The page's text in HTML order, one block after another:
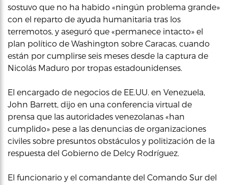
sostuvo que no ha habido «ningún problema grande»
con el reparto de ayuda humanitaria tras los
terremotos, y aseguró que «permanece intacto» el
plan político de Washington sobre Caracas, cuando
están por cumplirse seis meses desde la captura de
Nicolás Maduro por tropas estadounidenses.
El encargado de negocios de EE.UU. en Venezuela,
John Barrett, dijo en una conferencia virtual de
prensa que las autoridades venezolanas «han
cumplido» pese a las denuncias de organizaciones
civiles sobre presuntos obstáculos y politización de la
respuesta del Gobierno de Delcy Rodríguez.
El funcionario y el comandante del Comando Sur del